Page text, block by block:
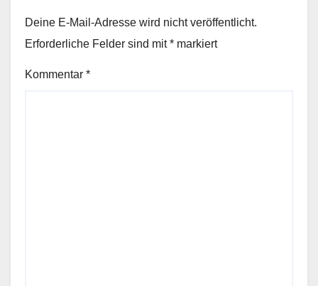
Deine E-Mail-Adresse wird nicht veröffentlicht.
Erforderliche Felder sind mit* markiert
Kommentar *